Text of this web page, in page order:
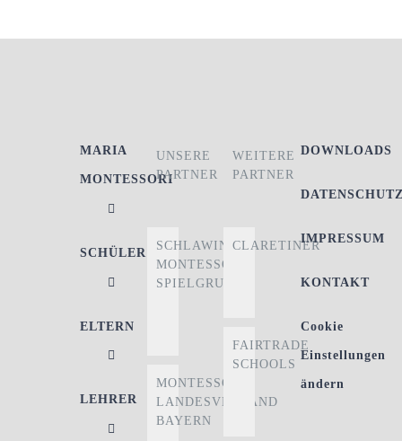
MARIA
MONTESSORI
SCHÜLER
ELTERN
LEHRER
UNSERE
PARTNER
SCHLAWINER
MONTESSORI-
SPIELGRUPPE
MONTESSORI
LANDESVERBAND
BAYERN
WEITERE
PARTNER
CLARETINER
FAIRTRADE
SCHOOLS
DOWNLOADS
IMPRESSUM
KONTAKT
Cookie
Einstellungen
ändern